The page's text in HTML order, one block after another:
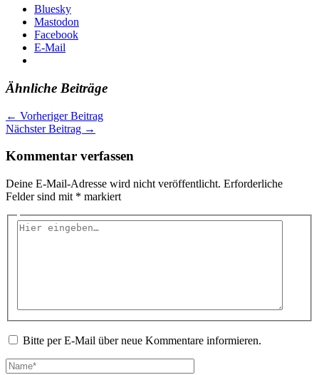
Bluesky
Mastodon
Facebook
E-Mail
Ähnliche Beiträge
← Vorheriger Beitrag
Nächster Beitrag →
Kommentar verfassen
Deine E-Mail-Adresse wird nicht veröffentlicht. Erforderliche
Felder sind mit * markiert
Hier
Bitte per E-Mail über neue Kommentare informieren.
Name*